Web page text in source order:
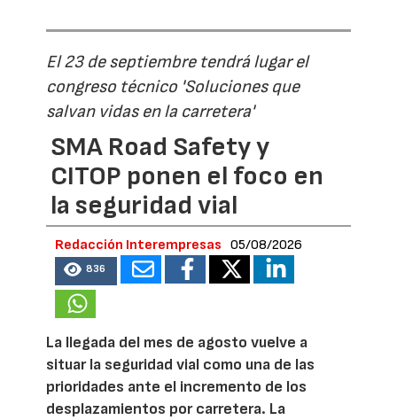
El 23 de septiembre tendrá lugar el
congreso técnico 'Soluciones que
salvan vidas en la carretera'
SMA Road Safety y
CITOP ponen el foco en
la seguridad vial
Redacción Interempresas 05/08/2026
836
La llegada del mes de agosto vuelve a
situar la seguridad vial como una de las
prioridades ante el incremento de los
desplazamientos por carretera. La